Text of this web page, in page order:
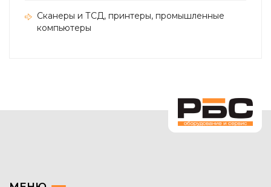
Сканеры и ТСД, принтеры, промышленные
компьютеры